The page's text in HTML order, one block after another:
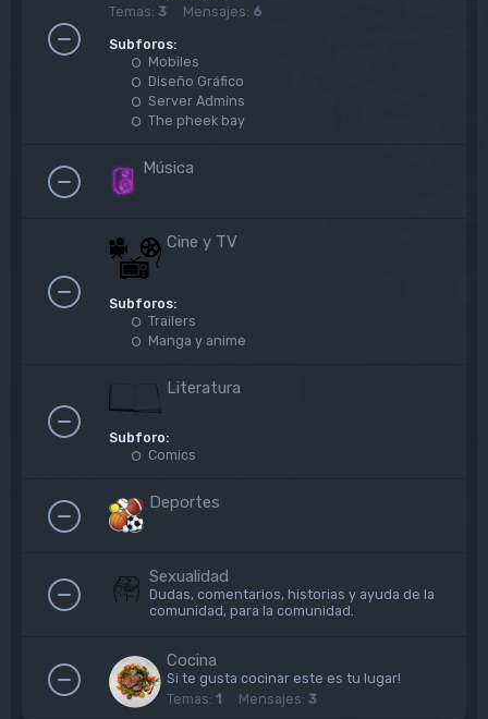
Temas: 3 Mensajes: 6
Subforos:
Mobiles
Diseño Gráfico
Server Admins
The pheek bay
Música
Cine y TV
Subforos:
Trailers
Manga y anime
Literatura
Subforo:
Comics
Deportes
Sexualidad
Dudas, comentarios, historias y ayuda de la
comunidad, para la comunidad.
Cocina
Si te gusta cocinar este es tu lugar!
Temas: 1 Mensajes: 3